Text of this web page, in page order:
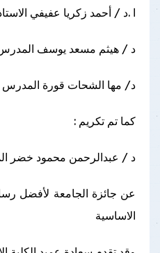
ا .د / أحمد زكريا عفيفي
د / هيثم مسعد يوسف
د/ مها الشحات قورة المدرس
كما تم تكريم :
د / عبدالرحمن محمود خضر
عن جائزة الجامعة لأفضل
الاساسية